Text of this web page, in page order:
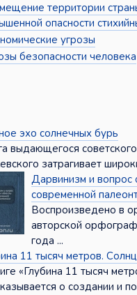
территории
опасности
угрозы
безопасности человека
эхо солнечных бурь
выдающегося
затрагивает
Дарвинизм и вопрос
современной
Воспроизведено в
авторской
года ...
11 тысяч метров.
«Глубина 11 тысяч
о создании и